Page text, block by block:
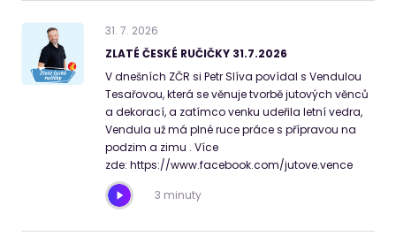
31. 7. 2026
ZLATÉ ČESKÉ RUČIČKY 31.7.2026
V dnešních ZČR si Petr Slíva povídal s Vendulou
Tesařovou, která se věnuje tvorbě jutových věnců
a dekorací, a zatímco venku udeřila letní vedra,
Vendula už má plné ruce práce s přípravou na
podzim a zimu . Více
zde: https://www.facebook.com/jutove.vence
3 minuty